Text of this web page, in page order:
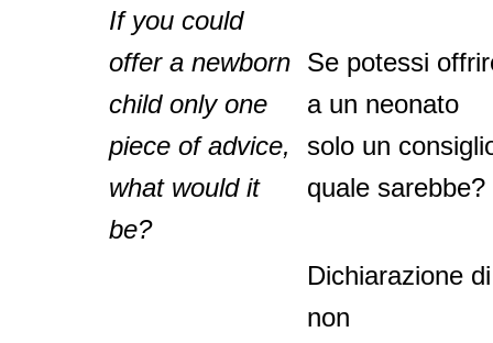
If you could
offer a newborn
child only one
piece of advice,
what would it
be?
Se potessi
a un neonato
solo un
quale sarebbe?
Dichiarazione di
non